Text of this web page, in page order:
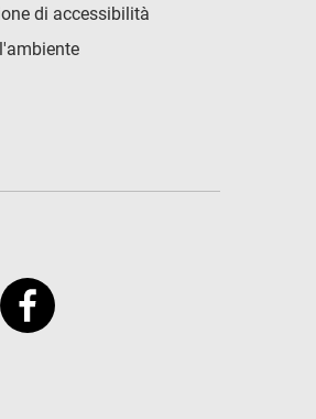
di accessibilità